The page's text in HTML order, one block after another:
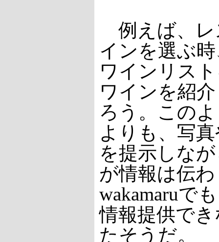
例えば、レ
インを選ぶ
ワインリス
ワインを紹
ろう。この
よりも、写
を提示しな
が情報は伝
wakamaruで
情報提供で
たそうだ。